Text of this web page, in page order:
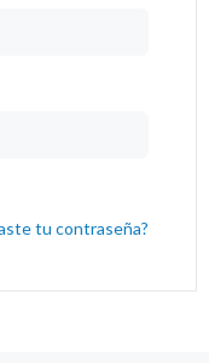
tu contraseña?